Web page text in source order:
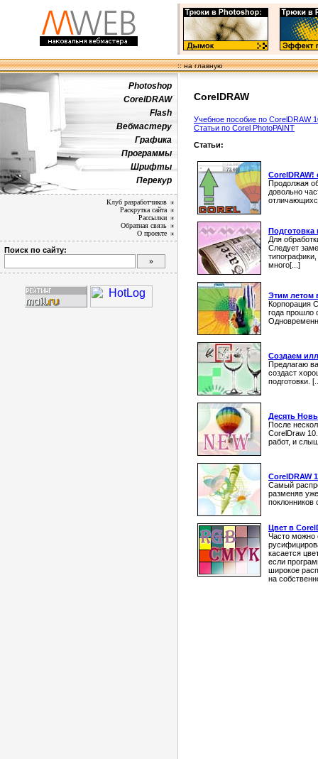
:: на главную
Photoshop
CorelDRAW
Flash
Вебмастеру
Графика
Программы
Шрифты
Перекур
Клуб разработчиков
Раскрутка сайта
Рассылки
Обратная связь
О проекте
Поиск по сайту:
CorelDRAW
Учебное пособие по CorelDRAW
Статьи по Corel PhotoPAINT
Статьи:
CorelDRAW!
Продолжая
довольно
Подготовка
Для
Следует
много[...]
Этим летом
Корпорация
года прошло
Создаем
Предлагаю
создаст
подготовки.
Десять
После
CorelDraw
работ, и
CorelDRAW
Самый
разменяв
Цвет в
Часто можно
касается
если
широкое
на